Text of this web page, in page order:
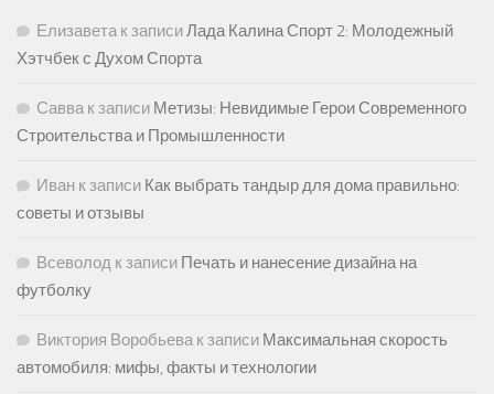
Елизаветак записиЛада Калина Спорт 2: Молодежный
Хэтчбек с Духом Спорта
Саввак записи Метизы: Невидимые Герои Современного
Строительства и Промышленности
Иван к записи Как выбрать тандыр для дома правильно:
советы и отзывы
Всеволод к записи Печать и нанесение дизайна на
футболку
Виктория Воробьевак записи Максимальная скорость
автомобиля: мифы, факты и технологии